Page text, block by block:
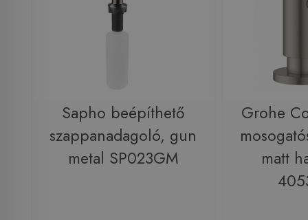
Sapho beépíthető
szappanadagoló, gun
metal SP023GM
Grohe
matt